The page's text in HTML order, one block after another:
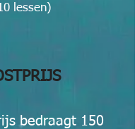
lessen)
bedraagt 150